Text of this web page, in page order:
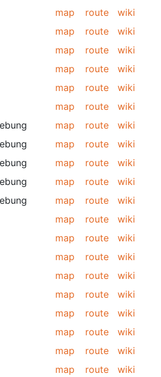
map route
wiki
map route
wiki
map route
wiki
map route
wiki
map route
wiki
map route
wiki
map route
wiki
map route
wiki
map route
wiki
map route
wiki
map route
wiki
map route
wiki
map route
wiki
map route
wiki
map route
wiki
map route
wiki
map route
wiki
map route
wiki
map route
wiki
map route
wiki